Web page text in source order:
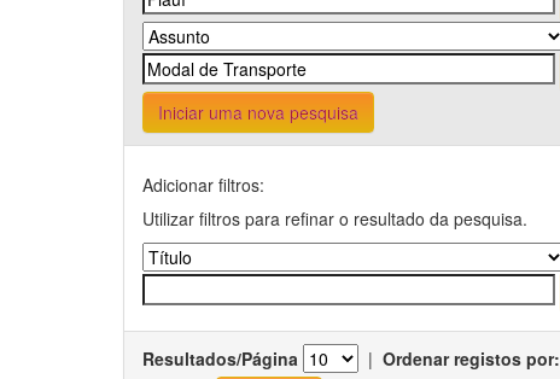
Iniciar uma nova pesquisa
Adicionar filtros:
Utilizar filtros para refinar o resultado da pesquisa.
Resultados/Página | Ordenar registos por: